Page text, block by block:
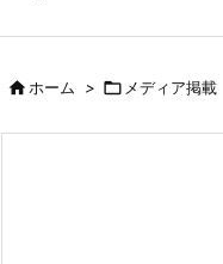
ホーム >  メディア掲載